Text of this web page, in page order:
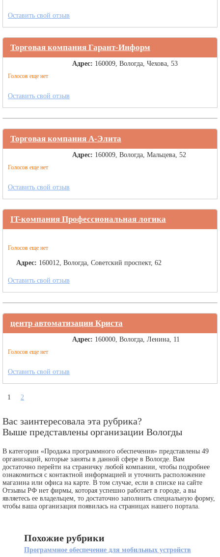
Оставить свой отзыв
Торговая компания Гарант-Информ
Голосов еще нет
Адрес: 160009, Вологда, Чехова, 53
Оставить свой отзыв
Торговая компания А-Элита
Голосов еще нет
Адрес: 160009, Вологда, Мальцева, 52
Оставить свой отзыв
IT-компания Профессиональная логика
Голосов еще нет
Адрес: 160012, Вологда, Советский проспект, 62
Оставить свой отзыв
центр автоматизации Криста
Голосов еще нет
Адрес: 160000, Вологда, Ленина, 11
Оставить свой отзыв
1 2
Вас заинтересовала эта рубрика?
Выше представлены организации Вологды
В категории «Продажа программного обеспечения» представлены 49
организаций, которые заняты в данной сфере в Вологде. Вам
достаточно перейти на страничку любой компании, чтобы подробнее
ознакомиться с контактной информацией и уточнить расположение
магазина или офиса на карте. В том случае, если в списке на сайте
Отзывы РФ нет фирмы, которая успешно работает в городе, а вы
являетесь ее владельцем, то достаточно заполнить специальную форму,
чтобы ваша организация появилась на страницах нашего портала.
Похожие рубрики
Программное обеспечение для мобильных устройств